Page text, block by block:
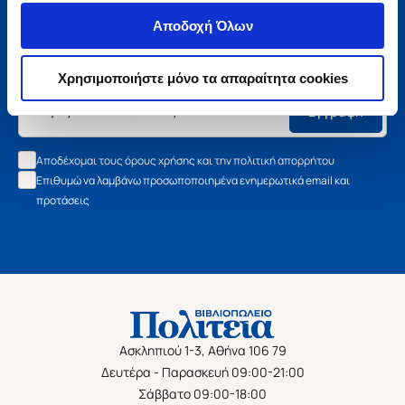
Αποδοχή Όλων
Χρησιμοποιήστε μόνο τα απαραίτητα cookies
Μάθετε τα νέα της Πολιτείας
Εγγραφείτε στο newsletter μας και μάθετε πρώτοι όλα τα
νέα βιβλία, τις εξαιρετικές τιμές και τις εκδηλώσεις μας.
Εγγραφή
Αποδέχομαι τους όρους χρήσης και την πολιτική απορρήτου
Επιθυμώ να λαμβάνω προσωποποιημένα ενημερωτικά email και
προτάσεις
Ασκληπιού 1-3, Αθήνα 106 79
Δευτέρα - Παρασκευή 09:00-21:00
Σάββατο 09:00-18:00